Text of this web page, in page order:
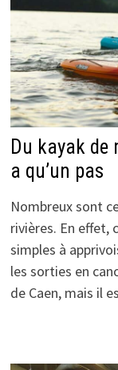
Du kayak de
a qu’un pas
Nombreux sont
rivières. En effet,
simples à
les sorties en
de Caen, mais il